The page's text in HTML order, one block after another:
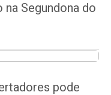
Segundona do
pode